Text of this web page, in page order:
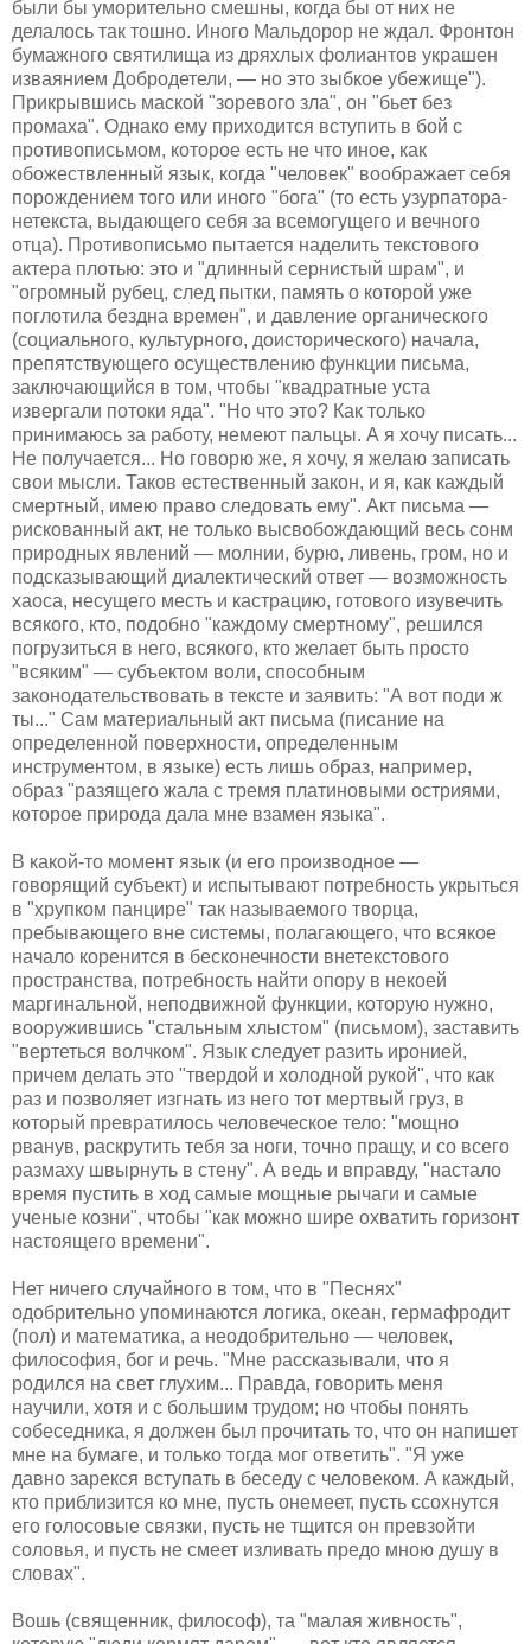
были бы уморительно смешны, когда бы от них не
делалось так тошно. Иного Мальдорор не ждал. Фронтон
бумажного святилища из дряхлых фолиантов украшен
изваянием Добродетели, — но это зыбкое убежище").
Прикрывшись маской "зоревого зла", он "бьет без
промаха". Однако ему приходится вступить в бой с
противописьмом, которое есть не что иное, как
обожествленный язык, когда "человек" воображает себя
порождением того или иного "бога" (то есть узурпатора-
нетекста, выдающего себя за всемогущего и вечного
отца). Противописьмо пытается наделить текстового
актера плотью: это и "длинный сернистый шрам", и
"огромный рубец, след пытки, память о которой уже
поглотила бездна времен", и давление органического
(социального, культурного, доисторического) начала,
препятствующего осуществлению функции письма,
заключающийся в том, чтобы "квадратные уста
извергали потоки яда". "Но что это? Как только
принимаюсь за работу, немеют пальцы. А я хочу писать...
Не получается... Но говорю же, я хочу, я желаю записать
свои мысли. Таков естественный закон, и я, как каждый
смертный, имею право следовать ему". Акт письма —
рискованный акт, не только высвобождающий весь сонм
природных явлений — молнии, бурю, ливень, гром, но и
подсказывающий диалектический ответ — возможность
хаоса, несущего месть и кастрацию, готового изувечить
всякого, кто, подобно "каждому смертному", решился
погрузиться в него, всякого, кто желает быть просто
"всяким" — субъектом воли, способным
законодательствовать в тексте и заявить: "А вот поди ж
ты..." Сам материальный акт письма (писание на
определенной поверхности, определенным
инструментом, в языке) есть лишь образ, например,
образ "разящего жала с тремя платиновыми остриями,
которое природа дала мне взамен языка".
В какой-то момент язык (и его производное —
говорящий субъект) и испытывают потребность укрыться
в "хрупком панцире" так называемого творца,
пребывающего вне системы, полагающего, что всякое
начало коренится в бесконечности внетекстового
пространства, потребность найти опору в некоей
маргинальной, неподвижной функции, которую нужно,
вооружившись "стальным хлыстом" (письмом), заставить
"вертеться волчком". Язык следует разить иронией,
причем делать это "твердой и холодной рукой", что как
раз и позволяет изгнать из него тот мертвый груз, в
который превратилось человеческое тело: "мощно
рванув, раскрутить тебя за ноги, точно пращу, и со всего
размаху швырнуть в стену". А ведь и вправду, "настало
время пустить в ход самые мощные рычаги и самые
ученые козни", чтобы "как можно шире охватить горизонт
настоящего времени".
Нет ничего случайного в том, что в "Песнях"
одобрительно упоминаются логика, океан, гермафродит
(пол) и математика, а неодобрительно — человек,
философия, бог и речь. "Мне рассказывали, что я
родился на свет глухим... Правда, говорить меня
научили, хотя и с большим трудом; но чтобы понять
собеседника, я должен был прочитать то, что он напишет
мне на бумаге, и только тогда мог ответить". "Я уже
давно зарекся вступать в беседу с человеком. А каждый,
кто приблизится ко мне, пусть онемеет, пусть ссохнутся
его голосовые связки, пусть не тщится он превзойти
соловья, и пусть не смеет изливать предо мною душу в
словах".
Вошь (священник, философ), та "малая живность",